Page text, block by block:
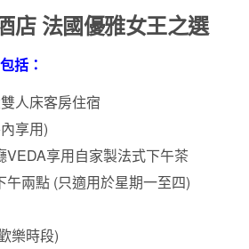
店 法國優雅女王之選
括：
人床客房住宿
享用)
VEDA享用自家製法式下午茶
午兩點 (只適用於星期一至四)
樂時段)